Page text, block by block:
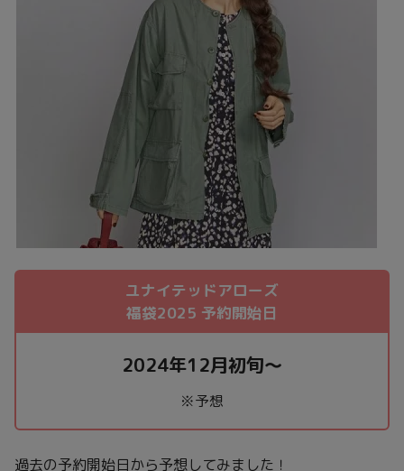
ユナイテッドアローズ
福袋2025 予約開始日
2024年12月初旬～
※予想
過去の予約開始日から予想してみました！